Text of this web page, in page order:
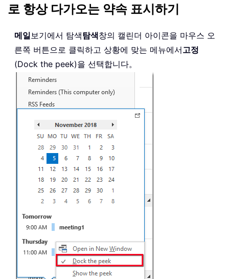
로 항상 다가오는 약속 표시하기
메일보기에서 탐색탐색창의 캘린더 아이콘을 마우스 오
른쪽 버튼으로 클릭하고 상황에 맞는 메뉴에서고정
(Dock the peek)을 선택합니다。